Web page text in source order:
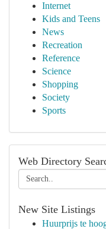
Internet
Kids and Teens
News
Recreation
Reference
Science
Shopping
Society
Sports
Web Directory
New Site Listings
Huurprijs te